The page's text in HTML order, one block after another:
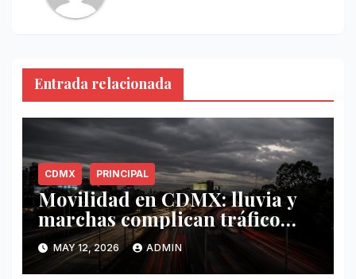
Entrada relacionada
CDMX PRINCIPAL
Movilidad en CDMX: lluvia y
marchas complican tráfico
este 12 de mayo
MAY 12, 2026 ADMIN